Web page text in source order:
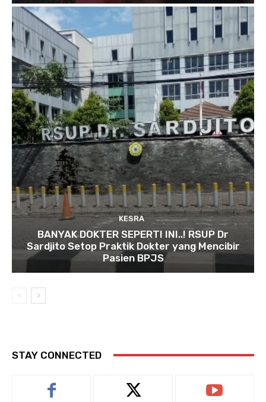
KESRA
BANYAK DOKTER SEPERTI INI..! RSUP Dr
Sardjito Setop Praktik Dokter yang Mencibir
Pasien BPJS
STAY CONNECTED